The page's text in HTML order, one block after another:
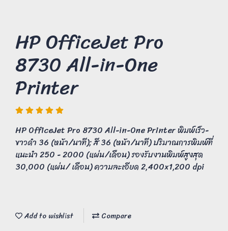
HP OfficeJet Pro
8730 All-in-One
Printer
HP OfficeJet Pro 8730 All-in-One Printer พิมพ์เร็ว-
ขาวดำ 36 (หน้า/นาที); สี 36 (หน้า/นาที) ปริมาณการพิมพ์ที่
แนะนำ 250 - 2000 (แผ่น/เดือน) รองรับงานพิมพ์สูงสุด
30,000 (แผ่น/ เดือน) ความละเอียด 2,400x1,200 dpi
Add to wishlist Compare